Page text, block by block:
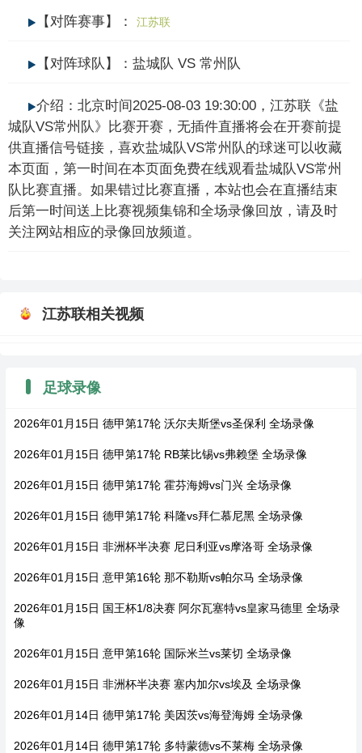
【对阵赛事】：江苏联
【对阵球队】：盐城队 VS 常州队
介绍：北京时间2025-08-03 19:30:00，江苏联《盐
城队VS常州队》比赛开赛，无插件直播将会在开赛前提
供直播信号链接，喜欢盐城队VS常州队的球迷可以收藏
本页面，第一时间在本页面免费在线观看盐城队VS常州
队比赛直播。如果错过比赛直播，本站也会在直播结束
后第一时间送上比赛视频集锦和全场录像回放，请及时
关注网站相应的录像回放频道。
江苏联相关视频
足球录像
2026年01月15日 德甲第17轮 沃尔夫斯堡vs圣保利 全场录像
2026年01月15日 德甲第17轮 RB莱比锡vs弗赖堡 全场录像
2026年01月15日 德甲第17轮 霍芬海姆vs门兴 全场录像
2026年01月15日 德甲第17轮 科隆vs拜仁慕尼黑 全场录像
2026年01月15日 非洲杯半决赛 尼日利亚vs摩洛哥 全场录像
2026年01月15日 意甲第16轮 那不勒斯vs帕尔马 全场录像
2026年01月15日 国王杯1/8决赛 阿尔瓦塞特vs皇家马德里 全场录
像
2026年01月15日 意甲第16轮 国际米兰vs莱切 全场录像
2026年01月15日 非洲杯半决赛 塞内加尔vs埃及 全场录像
2026年01月14日 德甲第17轮 美因茨vs海登海姆 全场录像
2026年01月14日 德甲第17轮 多特蒙德vs不莱梅 全场录像